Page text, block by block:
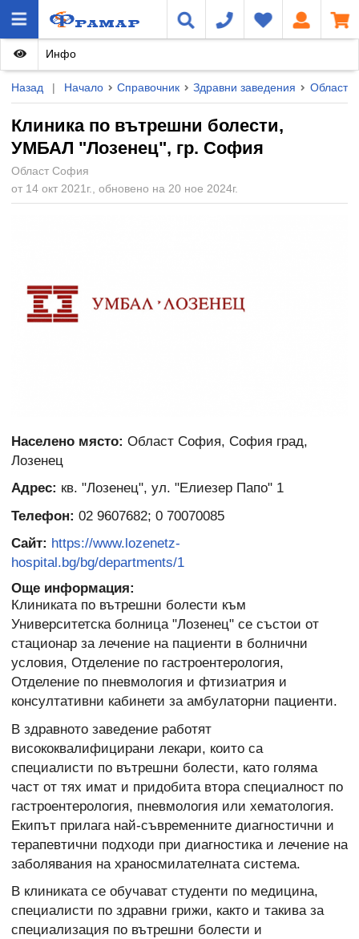
Назад | Начало Справочник Здравни заведения Област
Клиника по вътрешни болести,
УМБАЛ "Лозенец", гр. София
Област София
от 14 окт 2021г., обновено на 20 ное 2024г.
Инфо
Населено място: Област София, София град,
Лозенец
Адрес: кв. "Лозенец", ул. "Елиезер Папо" 1
Телефон: 02 9607682; 0 70070085
Сайт: https://www.lozenetz-
hospital.bg/bg/departments/1
Още информация:
Клиниката по вътрешни болести към
Университетска болница "Лозенец" се състои от
стационар за лечение на пациенти в болнични
условия, Отделение по гастроентерология,
Отделение по пневмология и фтизиатрия и
консултативни кабинети за амбулаторни пациенти.
В здравното заведение работят
висококвалифицирани лекари, които са
специалисти по вътрешни болести, като голяма
част от тях имат и придобита втора специалност по
гастроентерология, пневмология или хематология.
Екипът прилага най-съвременните диагностични и
терапевтични подходи при диагностика и лечение на
заболявания на храносмилателната система.
В клиниката се обучават студенти по медицина,
специалисти по здравни грижи, както и такива за
специализация по вътрешни болести и